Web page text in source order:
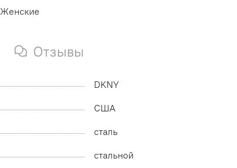
Женские
Отзывы
DKNY
США
сталь
стальной